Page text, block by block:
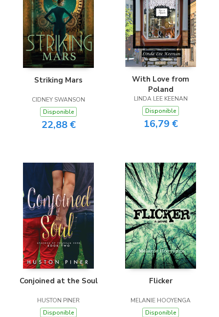
Striking Mars
CIDNEY SWANSON
Disponible
22,88 €
With Love from
Poland
LINDA LEE KEENAN
Disponible
16,79 €
Conjoined at the Soul
HUSTON PINER
Disponible
Flicker
MELANIE HOOYENGA
Disponible